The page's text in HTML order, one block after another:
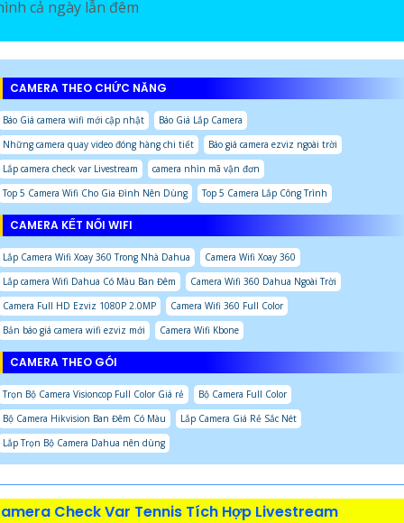
cả ngày lẫn đêm
CAMERA THEO CHỨC NĂNG
Báo Giá camera wifi mới cập nhật
Báo Giá Lắp Camera
Những camera quay video đóng hàng chi tiết
Báo giá camera ezviz ngoài trời
Lắp camera check var Livestream
camera nhìn mã vận đơn
Top 5 Camera Wifi Cho Gia Đình Nên Dùng
Top 5 Camera Lắp Công Trình
CAMERA KẾT NỐI WIFI
Lắp Camera Wifi Xoay 360 Trong Nhà Dahua
Camera Wifi Xoay 360
Lắp camera Wifi Dahua Có Màu Ban Đêm
Camera Wifi 360 Dahua Ngoài Trời
Camera Full HD Ezviz 1080P 2.0MP
Camera Wifi 360 Full Color
Bản báo giá camera wifi ezviz mới
Camera Wifi Kbone
CAMERA THEO GÓI
Trọn Bộ Camera Visioncop Full Color Giá rẻ
Bộ Camera Full Color
Bộ Camera Hikvision Ban Đêm Có Màu
Lắp Camera Giá Rẻ Sắc Nét
Lắp Trọn Bộ Camera Dahua nên dùng
Check Var Tennis Tích Hợp Livestream